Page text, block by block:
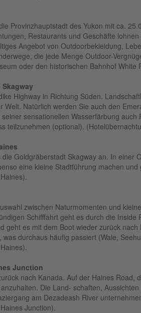
Provinzhauptstadt des Yukon mit ca.
Restaurants und Geschäfte
Angebot von Outdoorbekleidung,
die jede Menge Outdoor-
oder den historischen Bahnhof
Highway in Richtung Süden.
Welt. Natürlich werden Sie auch den
sensationellen Wasserfärbung
teilzunehmen (optional).
Goldgräberstadt Skagway an. In
eine kleine Stadtführung machen und
zwischen Naturmomenten und
Schifffahrt geht es durch die
geht es mit dem Boot wieder zurück
durchaus häufig passiert (Wale,
Junction
nach Kanada. Auf der Haines
Die Land- schaften,
am Dezadeash River
Junction).